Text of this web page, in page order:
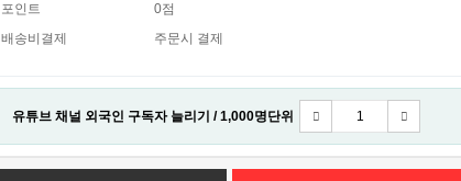
포인트
0점
배송비결제
주문시 결제
유튜브 채널 외국인 구독자 늘리기 / 1,000명단위